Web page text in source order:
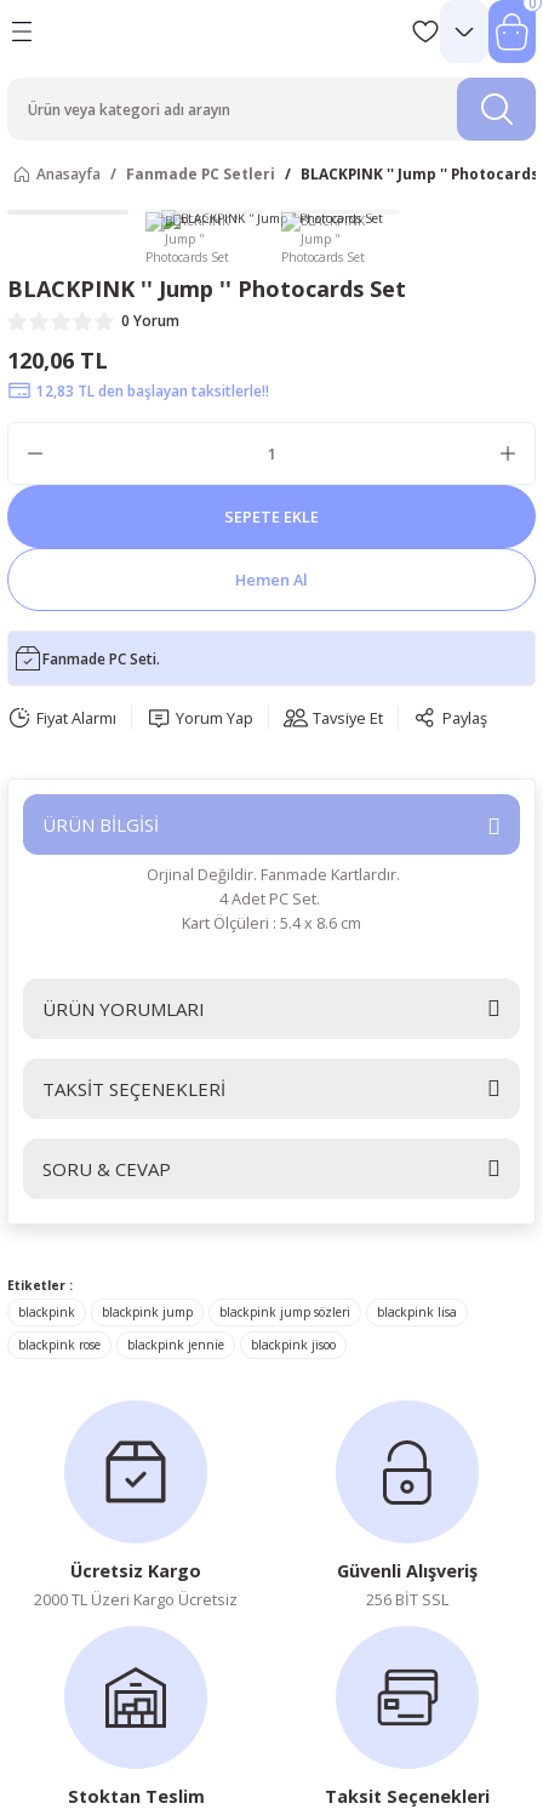
Anasayfa Fanmade PC Setleri BLACKPINK '' Jump ''
BLACKPINK '' Jump '' Photocards Set
0 Yorum
120,06 TL
12,83 TL den başlayan taksitlerle!!
SEPETE EKLE
Hemen Al
Fanmade PC Seti.
Fiyat Alarmı Yorum Yap Tavsiye Et Paylaş
ÜRÜN BİLGİSİ
Orjinal Değildir. Fanmade Kartlardır.
4 Adet PC Set.
Kart Ölçüleri : 5.4 x 8.6 cm
ÜRÜN YORUMLARI
Bu ürüne ilk yorumu siz yapın!
TAKSİT SEÇENEKLERİ
SORU & CEVAP
Etiketler :
blackpink
blackpink jump blackpink jump sözleri
blackpink lisa
blackpink rose
blackpink jennie blackpink jisoo
Ücretsiz Kargo
2000 TL Üzeri Kargo Ücretsiz
Güvenli Alışveriş
256 BİT SSL
Stoktan Teslim Taksit Seçenekleri